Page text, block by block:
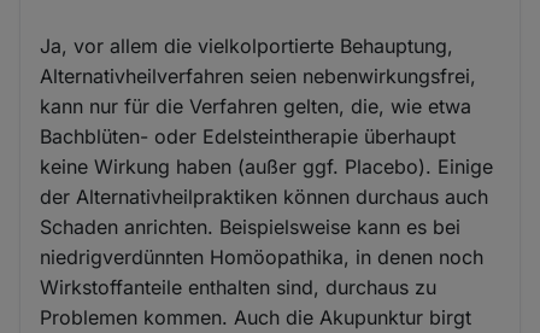
Ja, vor allem die vielkolportierte Behauptung,
Alternativheilverfahren seien nebenwirkungsfrei,
kann nur für die Verfahren gelten, die, wie etwa
Bachblüten- oder Edelsteintherapie überhaupt
keine Wirkung haben (außer ggf. Placebo). Einige
der Alternativheilpraktiken können durchaus auch
Schaden anrichten. Beispielsweise kann es bei
niedrigverdünnten Homöopathika, in denen noch
Wirkstoffanteile enthalten sind, durchaus zu
Problemen kommen. Auch die Akupunktur birgt